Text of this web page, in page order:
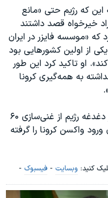
این که رژیم حتی «مانع
خیرخواه قصد داشتند
که «موسسه فایزر در ایران
از اولین کشورهایی بود
او تاکید کرد این طور
به همه‌گیری کرونا
شاهزاده رضا پهلوی افزود «اگر دغدغه رژیم از غنی‌سازی ۶۰
واکسن کرونا را گرفته
کنید: وبسایت - فیسبوک -